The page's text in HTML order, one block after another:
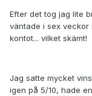
Efter det tog jag lite
väntade i sex
kontot... vilket skämt!
Jag satte mycket
igen på 5/10, hade